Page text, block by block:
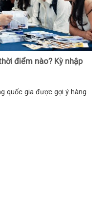
điểm nào? Kỳ nhập
quốc gia được gợi ý hàng